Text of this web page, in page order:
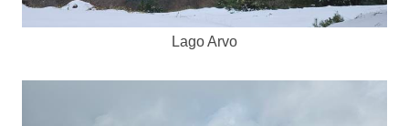
Lago Arvo